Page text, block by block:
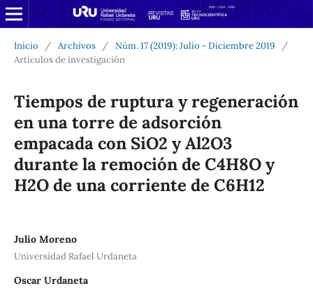
Inicio / Archivos / Núm. 17 (2019): Julio - Diciembre 2019
/
Artículos de investigación
Tiempos de ruptura y regeneración
en una torre de adsorción
empacada con SiO2 y Al2O3
durante la remoción de C4H8O y
H2O de una corriente de C6H12
Julio Moreno
Universidad Rafael Urdaneta
Oscar Urdaneta